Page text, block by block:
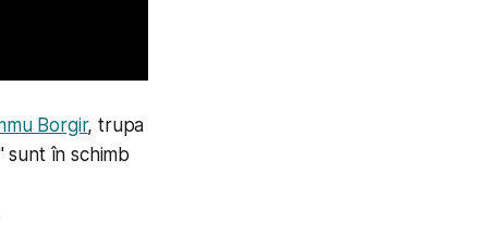
Borgir, trupa
sunt în schimb